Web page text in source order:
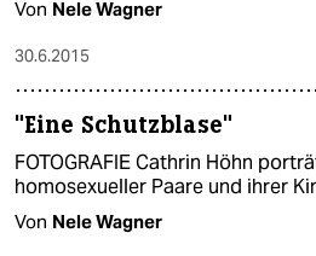
Von Nele Wagner
30.6.2015
"Eine Schutzblase"
FOTOGRAFIE Cathrin Höhn
homosexueller Paare und ihrer
Von Nele Wagner